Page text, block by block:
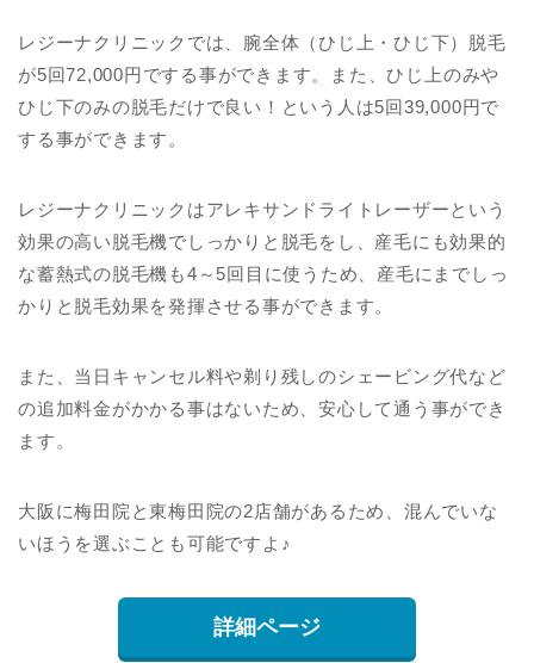
レジーナクリニックでは、腕全体（ひじ上・ひじ下）脱毛
が5回72,000円でする事ができます。また、ひじ上のみや
ひじ下のみの脱毛だけで良い！という人は5回39,000円で
する事ができます。
レジーナクリニックはアレキサンドライトレーザーという
効果の高い脱毛機でしっかりと脱毛をし、産毛にも効果的
な蓄熱式の脱毛機も4～5回目に使うため、産毛にまでしっ
かりと脱毛効果を発揮させる事ができます。
また、当日キャンセル料や剃り残しのシェービング代など
の追加料金がかかる事はないため、安心して通う事ができ
ます。
大阪に梅田院と東梅田院の2店舗があるため、混んでいな
いほうを選ぶことも可能ですよ♪
詳細ページ